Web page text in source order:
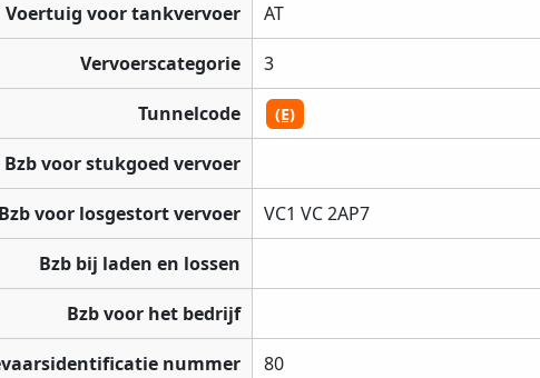
Voertuig voor tankvervoer AT
Vervoerscategorie 3
Tunnelcode (E)
Bzb voor stukgoed vervoer
voor losgestort vervoer VC1 VC 2AP7
Bzb bij laden en lossen
Bzb voor het bedrijf
nummer 80